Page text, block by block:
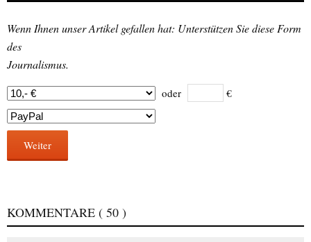
Wenn Ihnen unser Artikel gefallen hat: Unterstützen Sie diese Form
des
Journalismus.
oder €
Weiter
KOMMENTARE ( 50 )